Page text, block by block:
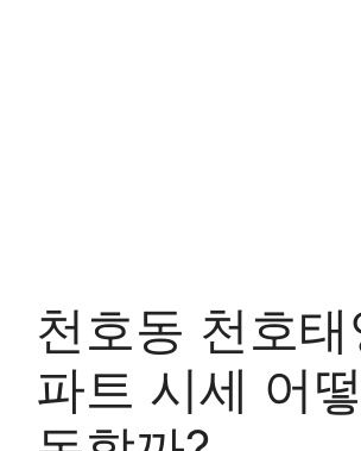
천호동 천호
파트 시세 어